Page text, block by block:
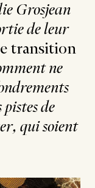
Grosjean
de leur
transition
ne
de
qui soient